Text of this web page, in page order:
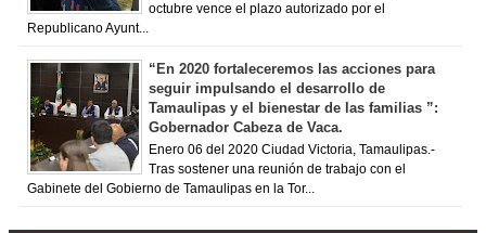
octubre vence el plazo autorizado por el
Republicano Ayunt...
“En 2020 fortaleceremos las acciones para
seguir impulsando el desarrollo de
Tamaulipas y el bienestar de las familias ”:
Gobernador Cabeza de Vaca.
Enero 06 del 2020 Ciudad Victoria, Tamaulipas.-
Tras sostener una reunión de trabajo con el
Gabinete del Gobierno de Tamaulipas en la Tor...